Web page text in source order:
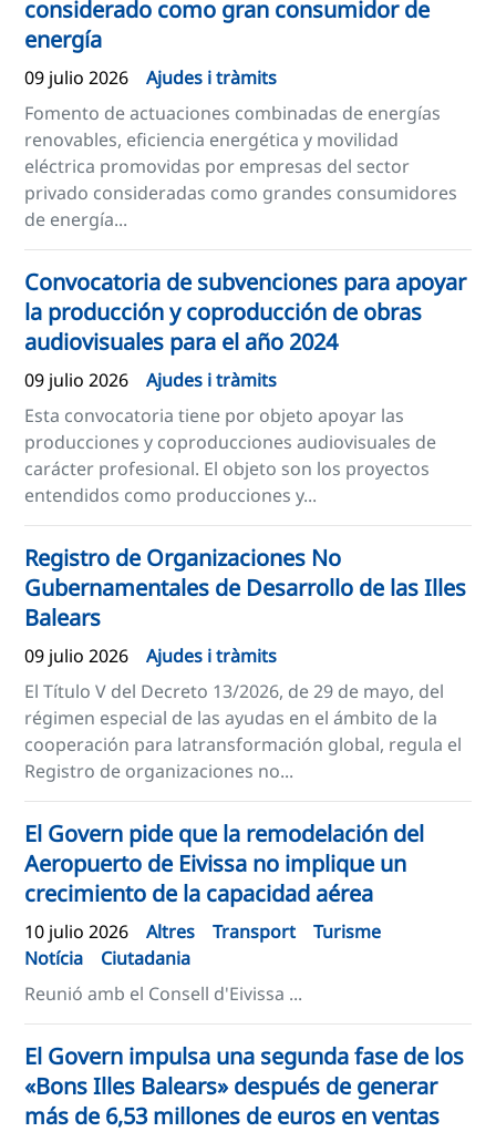
considerado como gran consumidor de
energía
09 julio 2026
Ajudes i tràmits
Fomento de actuaciones combinadas de energías
renovables, eficiencia energética y movilidad
eléctrica promovidas por empresas del sector
privado consideradas como grandes consumidores
de energía...
Convocatoria de subvenciones para apoyar
la producción y coproducción de obras
audiovisuales para el año 2024
09 julio 2026
Ajudes i tràmits
Esta convocatoria tiene por objeto apoyar las
producciones y coproducciones audiovisuales de
carácter profesional. El objeto son los proyectos
entendidos como producciones y...
Registro de Organizaciones No
Gubernamentales de Desarrollo de las Illes
Balears
09 julio 2026
Ajudes i tràmits
El Título V del Decreto 13/2026, de 29 de mayo, del
régimen especial de las ayudas en el ámbito de la
cooperación para latransformación global, regula el
Registro de organizaciones no...
El Govern pide que la remodelación del
Aeropuerto de Eivissa no implique un
crecimiento de la capacidad aérea
10 julio 2026 Altres Transport
Turisme
Notícia
Ciutadania
Reunió amb el Consell d'Eivissa ...
El Govern impulsa una segunda fase de los
«Bons Illes Balears» después de generar
más de 6,53 millones de euros en ventas